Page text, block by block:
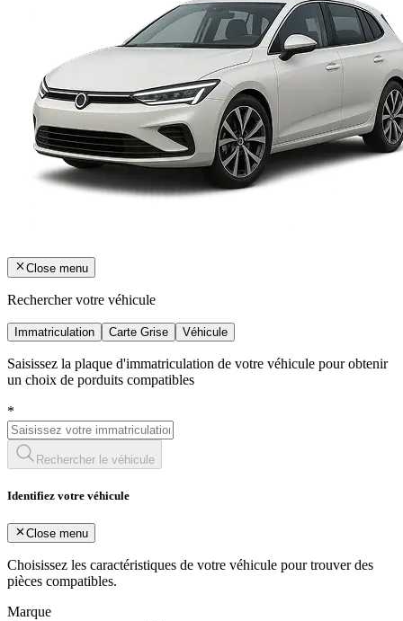
Close menu
Rechercher votre véhicule
Immatriculation Carte Grise Véhicule
Saisissez la plaque d'immatriculation de votre véhicule pour obtenir
un choix de porduits compatibles
*
Rechercher le véhicule
Identifiez votre véhicule
Close menu
Choisissez les caractéristiques de votre véhicule pour trouver des
pièces compatibles.
Marque